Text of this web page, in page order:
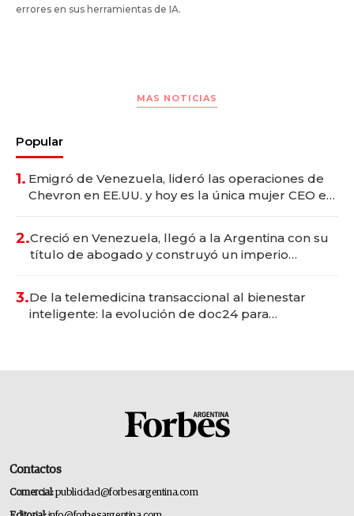
errores en sus herramientas de IA.
MAS NOTICIAS
Popular
1. Emigró de Venezuela, lideró las operaciones de
Chevron en EE.UU. y hoy es la única mujer CEO en
2.Creció en Venezuela, llegó a la Argentina con su
título de abogado y construyó un imperio
3.De la telemedicina transaccional al bienestar
inteligente: la evolución de doc24 para
Contactos
Comercial:publicidad@forbesargentina.com